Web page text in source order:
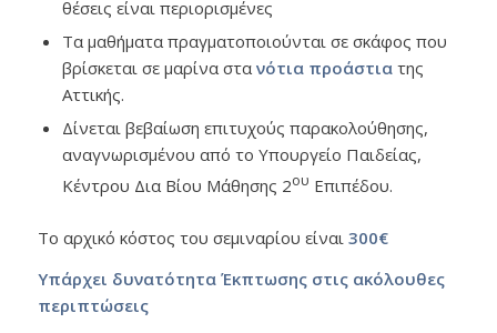
θέσεις είναι περιορισμένες
Τα μαθήματα πραγματοποιούνται σε σκάφος που
βρίσκεται σε μαρίνα στα νότια προάστιατης
Αττικής.
Δίνεται βεβαίωση επιτυχούς παρακολούθησης,
αναγνωρισμένου από το Υπουργείο Παιδείας,
Κέντρου Δια Βίου Μάθησης 2ου Επιπέδου.
Το αρχικό κόστος του σεμιναρίου είναι 300€
Υπάρχει δυνατότητα Έκπτωσης στις ακόλουθες
περιπτώσεις